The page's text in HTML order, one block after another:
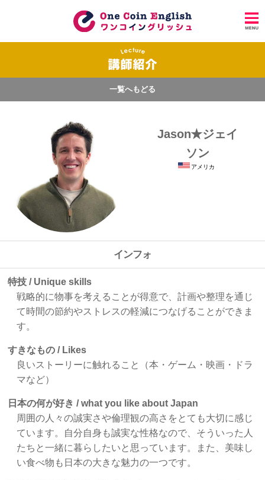
一覧へもどる
Jason★ジェイ
ソン
アメリカ
インフォ
特技 / Unique skills
戦略的に物事を考えることが得意で、計画や整理を通じ
て時間の節約やストレスの軽減につなげることができま
す。
すきなもの / Likes
良いストーリーに触れること（本・ゲーム・映画・ドラ
マなど）
日本の何が好き / what you like about Japan
周囲の人々の誠実さや倫理観の高さをとても大切に感じ
ています。自分自身も誠実な性格なので、そういった人
たちと一緒に暮らしたいと思っています。また、美味し
い食べ物も日本の大きな魅力の一つです。